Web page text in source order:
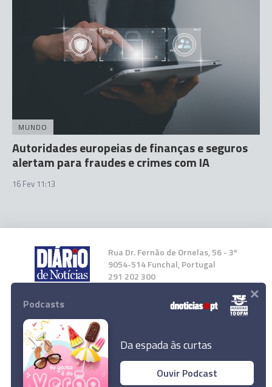
MUNDO
Autoridades europeias de finanças e seguros
alertam para fraudes e crimes com IA
16 Fev 11:13
Rua Dr. Fernão de Ornelas, 56 - 3º
9054-514 Funchal, Portugal
291 202 300
Instale a nossa App
Podcasts
Da espada às curtas
Ouvir Podcast
×